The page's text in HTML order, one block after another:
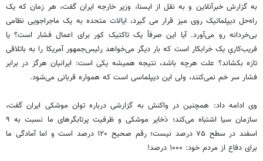
به گزارش خبرآنلاین و به نقل از ایسنا، وزیر خارجه ایران گفت، هر زمان که یک
راه‌حل دیپلماتیک روی میز قرار می گیرد، ایالات متحده به‌ یک ماجراجویی نظامی
بی‌خردانه رو می‌آورد. آیا این صرفاً یک تاکتیک کور برای اعمال فشار است؟ یا
فریب‌کاریِ یک خرابکار است که بار دیگر می‌خواهد رئیس‌جمهور آمریکا را به باتلاقی
تازه بکشاند؟ علت هرچه باشد، نتیجه همیشه یکی است: ایرانیان هرگز در برابر
فشار سر خم نمی‌کنند، ولی این دیپلماسی است که همواره قربانی می‌شود.
وی ادامه داد: همچنین در واکنش به گزارشی درباره توان موشکی ایران گفت،
سازمان سیا اشتباه می‌کند؛ ذخایر موشکی و ظرفیت پرتابگرهای ما نسبت به ۹
اسفند در سطح ۷۵ درصد نیست؛ رقم صحیح ۱۲۰ درصد است و اما آمادگی ما
برای دفاع از مردم‌ خود: ۱۰۰۰ درصد!